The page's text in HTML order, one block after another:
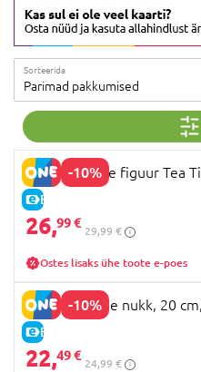
Sorteerida
Parimad pakkumised
-10%
E-HIND
NANCI pehme figuur Tea
26,99 €
29,99 €
Ostes lisaks ühe toote e-poes
-10%
E-HIND
PIDOO pehme nukk, 20
22,49 €
24,99 €